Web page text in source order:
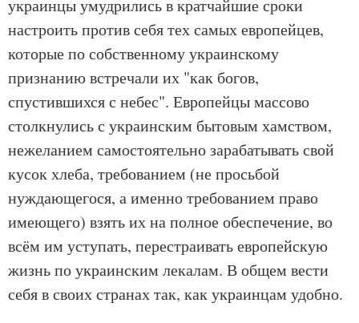
украинцы умудрились в кратчайшие сроки
настроить против себя тех самых европейцев,
которые по собственному украинскому
признанию встречали их "как богов,
спустившихся с небес". Европейцы массово
столкнулись с украинским бытовым хамством,
нежеланием самостоятельно зарабатывать свой
кусок хлеба, требованием (не просьбой
нуждающегося, а именно требованием право
имеющего) взять их на полное обеспечение, во
всём им уступать, перестраивать европейскую
жизнь по украинским лекалам. В общем вести
себя в своих странах так, как украинцам удобно.